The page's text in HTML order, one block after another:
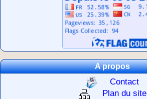
A propos
Contact
Plan du site